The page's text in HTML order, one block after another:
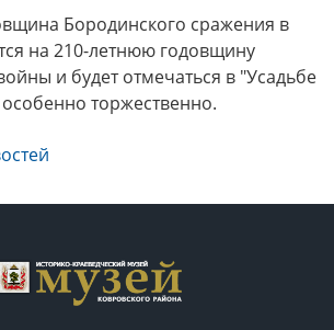
Бородинского сражения в
на 210-летнюю годовщину
и будет отмечаться в "Усадьбе
торжественно.